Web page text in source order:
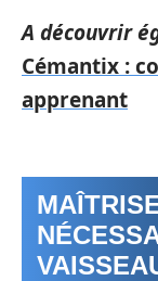
A découvrir
Cémantix :
apprenant